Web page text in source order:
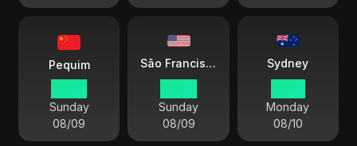
Pequim
Sunday
08/09
São Francisco
Sunday
08/09
Sydney
Monday
08/10